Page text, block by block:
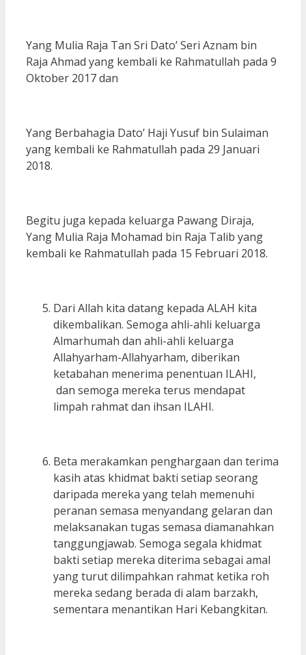
Yang Mulia Raja Tan Sri Dato’ Seri Aznam bin
Raja Ahmad yang kembali ke Rahmatullah pada 9
Oktober 2017 dan
Yang Berbahagia Dato’ Haji Yusuf bin Sulaiman
yang kembali ke Rahmatullah pada 29 Januari
2018.
Begitu juga kepada keluarga Pawang Diraja,
Yang Mulia Raja Mohamad bin Raja Talib yang
kembali ke Rahmatullah pada 15 Februari 2018.
Dari Allah kita datang kepada ALAH kita
dikembalikan. Semoga ahli-ahli keluarga
Almarhumah dan ahli-ahli keluarga
Allahyarham-Allahyarham, diberikan
ketabahan menerima penentuan ILAHI,
dan semoga mereka terus mendapat
limpah rahmat dan ihsan ILAHI.
Beta merakamkan penghargaan dan terima
kasih atas khidmat bakti setiap seorang
daripada mereka yang telah memenuhi
peranan semasa menyandang gelaran dan
melaksanakan tugas semasa diamanahkan
tanggungjawab. Semoga segala khidmat
bakti setiap mereka diterima sebagai amal
yang turut dilimpahkan rahmat ketika roh
mereka sedang berada di alam barzakh,
sementara menantikan Hari Kebangkitan.